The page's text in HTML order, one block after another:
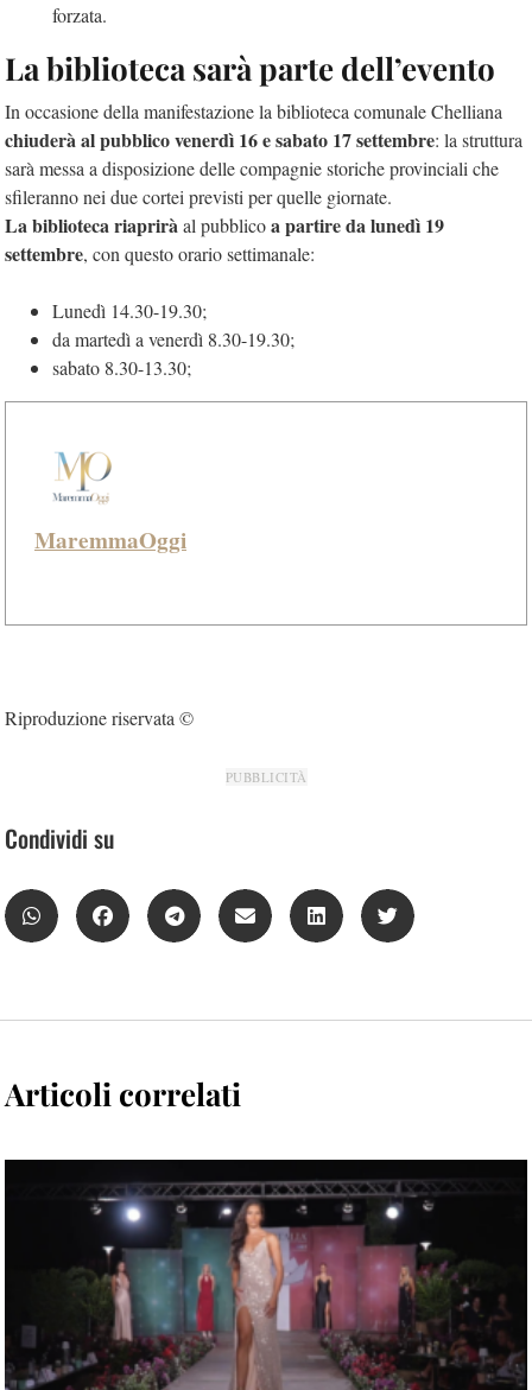
forzata.
La biblioteca sarà parte dell’evento
In occasione della manifestazione la biblioteca comunale Chelliana
chiuderà al pubblico venerdì 16 e sabato 17 settembre: la struttura
sarà messa a disposizione delle compagnie storiche provinciali che
sfileranno nei due cortei previsti per quelle giornate.
La biblioteca riapriràal pubblicoa partire da lunedì 19
settembre, con questo orario settimanale:
Lunedì 14.30-19.30;
da martedì a venerdì 8.30-19.30;
sabato 8.30-13.30;
MaremmaOggi
Riproduzione riservata ©
PUBBLICITÀ
Condividi su
Articoli correlati